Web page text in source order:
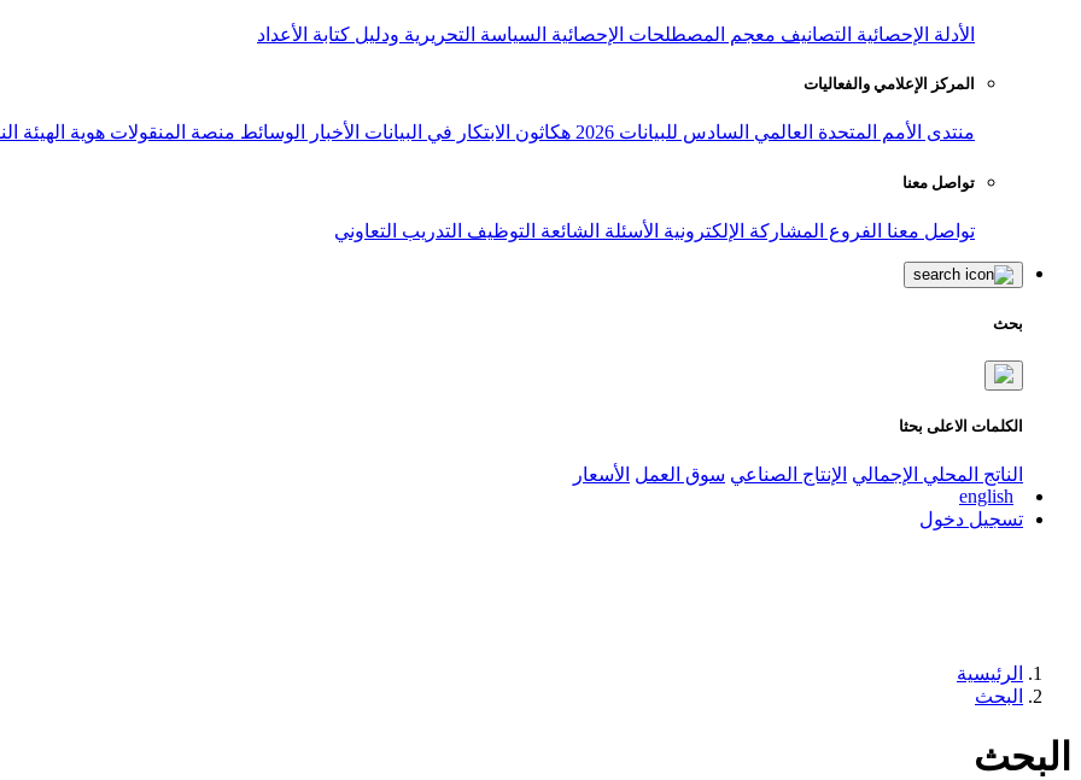
الأدلة الإحصائية التصانيف معجم المصطلحات الإحصائية السياسة التحريرية ودليل كتابة الأعداد
المركز الإعلامي والفعاليات
منتدى الأمم المتحدة العالمي السادس للبيانات 2026 هكاثون الابتكار في البيانات الأخبار الوسائط منصة المنقولات هوية الهيئة
تواصل معنا
تواصل معنا الفروع المشاركة الإلكترونية الأسئلة الشائعة التوظيف التدريب التعاوني
بحث
الكلمات الاعلى بحثا
الناتج المحلي الإجمالي الإنتاج الصناعي سوق العمل الأسعار
english
تسجيل دخول
الرئيسية
البحث
البحث